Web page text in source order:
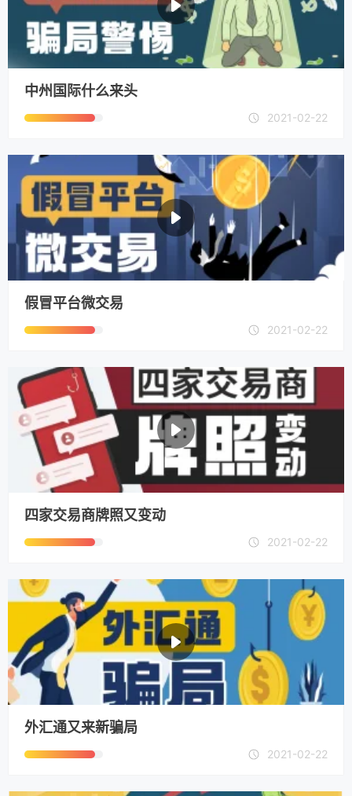
中州国际什么来头
2021-02-22
假冒平台微交易
2021-02-22
四家交易商牌照又变动
2021-02-22
外汇通又来新骗局
2021-02-22